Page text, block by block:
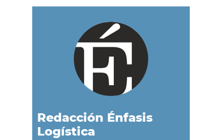
Redacción Énfasis
Logística